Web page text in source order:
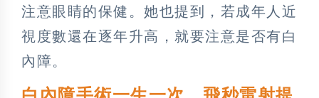
注意眼睛的保健。她也提到，若成年人近
視度數還在逐年升高，就要注意是否有白
內障。